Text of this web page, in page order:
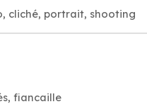
cliché, portrait, shooting
fiancaille